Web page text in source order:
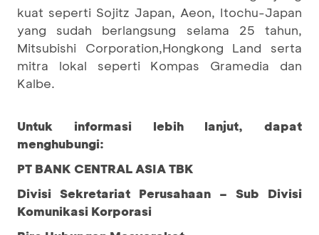
kuat seperti Sojitz Japan, Aeon, Itochu-Japan
yang sudah berlangsung selama 25 tahun,
Mitsubishi Corporation,Hongkong Land serta
mitra lokal seperti Kompas Gramedia dan
Kalbe.
Untuk informasi lebih lanjut, dapat
menghubungi:
PT BANK CENTRAL ASIA TBK
Divisi Sekretariat Perusahaan – Sub Divisi
Komunikasi Korporasi